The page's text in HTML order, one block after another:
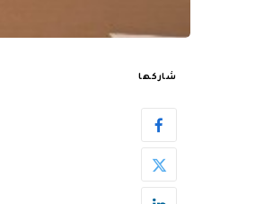
شاركها